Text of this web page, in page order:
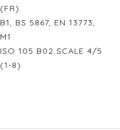
(FR)
B1, BS 5867, EN 13773,
M1
ISO 105 B02 SCALE 4/5
(1-8)